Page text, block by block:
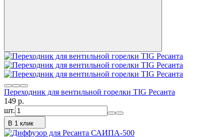
Переходник для вентильной горелки TIG Ресанта
149 p.
шт.
В 1 клик